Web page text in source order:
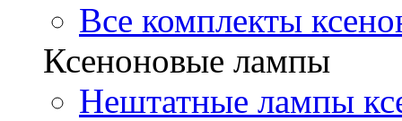
Все комплекты
Ксеноновые лампы
Нештатные лампы